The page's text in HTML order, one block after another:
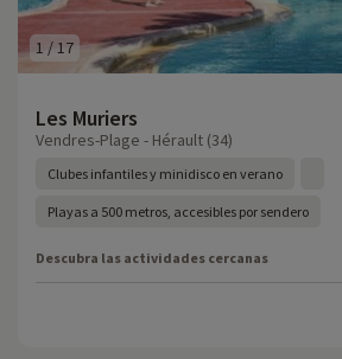
1 / 17
Les Muriers
Vendres-Plage - Hérault (34)
Clubes infantiles y minidisco en verano
Playas a 500 metros, accesibles por sendero
Descubra las actividades cercanas